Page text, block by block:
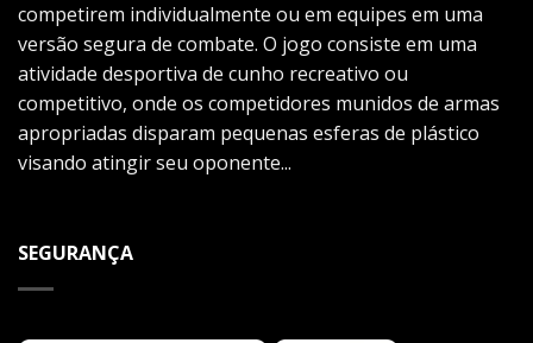
competirem individualmente ou em equipes em uma
versão segura de combate. O jogo consiste em uma
atividade desportiva de cunho recreativo ou
competitivo, onde os competidores munidos de armas
apropriadas disparam pequenas esferas de plástico
visando atingir seu oponente...
SEGURANÇA